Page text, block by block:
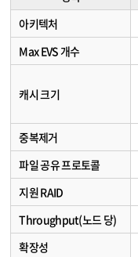
아키텍처
Max EVS 개수
캐시 크기
중복제거
파일 공유 프로토콜
지원 RAID
Throughput(노드 당)
확장성